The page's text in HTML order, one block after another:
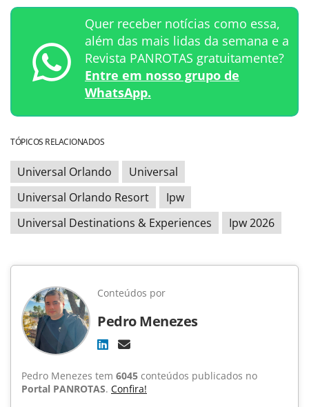
Quer receber notícias como essa,
além das mais lidas da semana e a
Revista PANROTAS gratuitamente?
Entre em nosso grupo de
WhatsApp.
TÓPICOS RELACIONADOS
Universal Orlando
Universal
Universal Orlando Resort
Ipw
Universal Destinations & Experiences
Ipw 2026
Conteúdos por
Pedro Menezes
Pedro Menezes tem 6045 conteúdos publicados no
Portal PANROTAS. Confira!